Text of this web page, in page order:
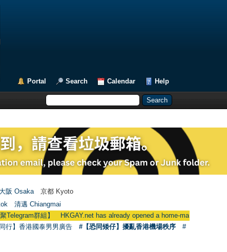
Portal Search Calendar Help
大阪 Osaka 京都 Kyoto
清邁 Chiangmai
群組】 HKGAY.net has already opened a home-made telegram group
行】香港國泰男男廣告 #【恐同矮仔】擾亂香港機場秩序
#